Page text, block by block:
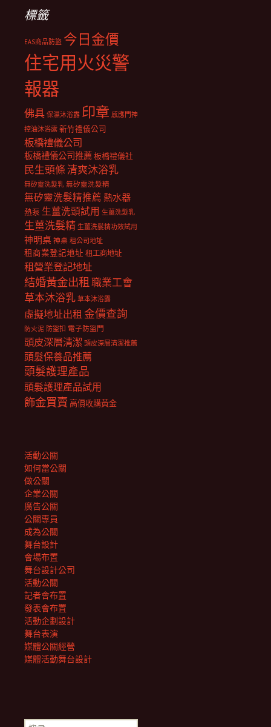
標籤
EAS商品防盜 今日金價
住宅用火災警
報器
佛具 保濕沐浴露 印章 感應門神
控油沐浴露 新竹禮儀公司
板橋禮儀公司
板橋禮儀公司推薦板橋禮儀社
民生頭條清爽沐浴乳
無矽靈洗髮乳 無矽靈洗髮精
無矽靈洗髮精推薦 熱水器
熱泵 生薑洗頭試用 生薑洗髮乳
生薑洗髮精 生薑洗髮精功效試用
神明桌 神桌 租公司地址
租商業登記地址 租工商地址
租營業登記地址
結婚黃金出租職業工會
草本沐浴乳 草本沐浴露
虛擬地址出租 金價查詢
防火泥 防盜扣 電子防盜門
頭皮深層清潔 頭皮深層清潔推薦
頭髮保養品推薦
頭髮護理產品
頭髮護理產品試用
飾金買賣 高價收購黃金
活動公關
如何當公關
做公關
企業公關
廣告公關
公關專員
成為公關
舞台設計
會場布置
舞台設計公司
活動公關
記者會布置
發表會布置
活動企劃設計
舞台表演
媒體公關經營
媒體活動舞台設計
搜